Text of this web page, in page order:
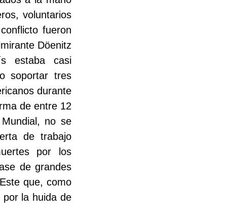
voluntarios
fueron
Döenitz
estaba casi
soportar tres
durante
de entre 12
no se
de trabajo
por los
de grandes
que, como
la huida de